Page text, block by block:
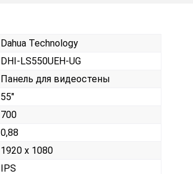
Dahua Technology
DHI-LS550UEH-UG
Панель для видеостены
55"
700
0,88
1920 x 1080
IPS